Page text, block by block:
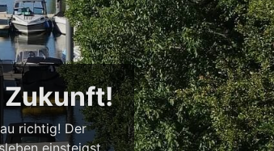
Zukunft!
richtig! Der